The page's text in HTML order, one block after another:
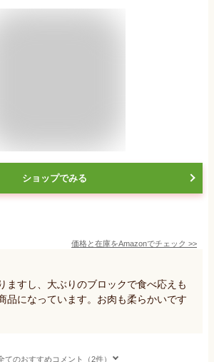
ショップでみる
価格と在庫をAmazonでチェック >>
ますし、大ぶりのブロックで食べ応えも
品になっています。お肉も柔らかいです
てのおすすめコメント（2件）